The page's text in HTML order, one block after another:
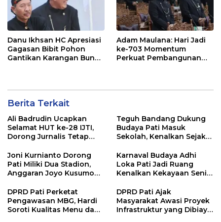
Danu Ikhsan HC Apresiasi
Gagasan Bibit Pohon
Gantikan Karangan Bunga
Adam Maulana: Hari Jadi
ke-703 Momentum
Perkuat Pembangunan
Berita Terkait
Ali Badrudin Ucapkan
Selamat HUT ke-28 IJTI,
Dorong Jurnalis Tetap
Independen
Teguh Bandang Dukung
Budaya Pati Masuk
Sekolah, Kenalkan Sejak
Joni Kurnianto Dorong
Pati Miliki Dua Stadion,
Anggaran Joyo Kusumo
Karnaval Budaya Adhi
Loka Pati Jadi Ruang
Kenalkan Kekayaan Seni
DPRD Pati Perketat
Pengawasan MBG, Hardi
Soroti Kualitas Menu dan
DPRD Pati Ajak
Masyarakat Awasi Proyek
Infrastruktur yang Dibiayai